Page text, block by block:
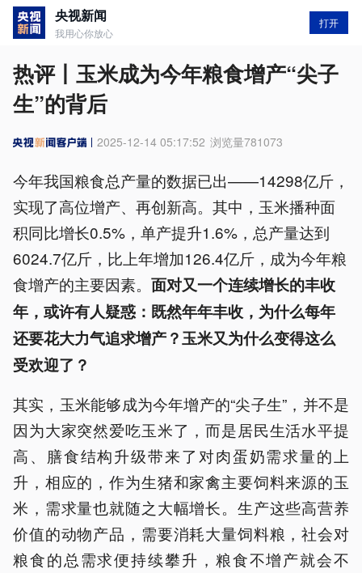
央视新闻
我用心你放心
打开
热评丨玉米成为今年粮食增产“尖子
生”的背后
2025-12-14 05:17:52 浏览量781073
今年我国粮食总产量的数据已出——14298亿斤，
实现了高位增产、再创新高。其中，玉米播种面
积同比增长0.5%，单产提升1.6%，总产量达到
6024.7亿斤，比上年增加126.4亿斤，成为今年粮
食增产的主要因素。 面对又一个连续增长的丰收
年，或许有人疑惑：既然年年丰收，为什么每年
还要花大力气追求增产？玉米又为什么变得这么
受欢迎了？
其实，玉米能够成为今年增产的“尖子生”，并不是
因为大家突然爱吃玉米了，而是居民生活水平提
高、膳食结构升级带来了对肉蛋奶需求量的上
升，相应的，作为生猪和家禽主要饲料来源的玉
米，需求量也就随之大幅增长。生产这些高营养
价值的动物产品，需要消耗大量饲料粮，社会对
粮食的总需求便持续攀升，粮食不增产就会不